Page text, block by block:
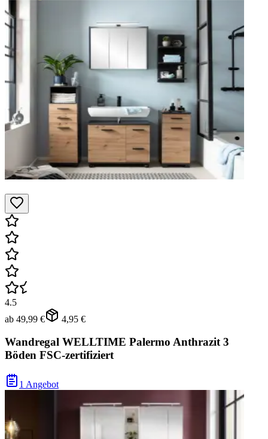
4.5
ab 49,99 € 4,95 €
Wandregal WELLTIME Palermo Anthrazit 3
Böden FSC-zertifiziert
1 Angebot